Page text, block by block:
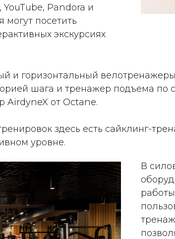
YouTube, Pandora и
могут посетить
экскурсиях
и горизонтальный
шага и тренажер подъема по
AirdyneX от Octane.
здесь есть сайклинг-
уровне.
В